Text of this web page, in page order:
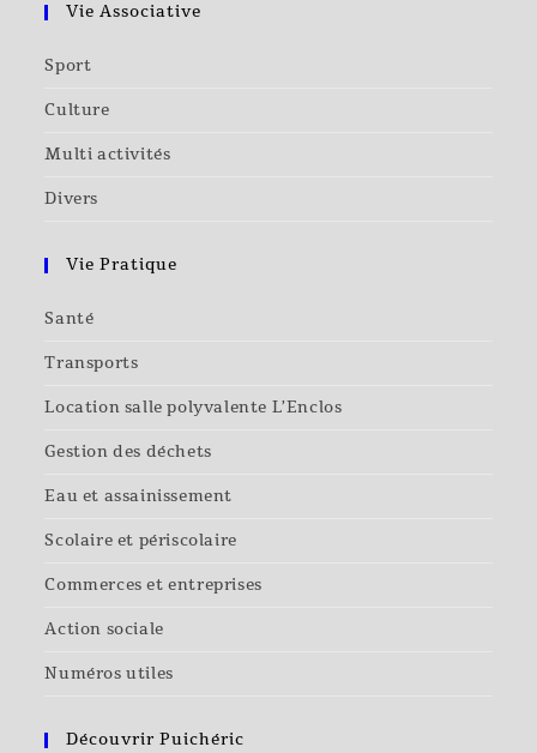
Vie Associative
Sport
Culture
Multi activités
Divers
Vie Pratique
Santé
Transports
Location salle polyvalente L’Enclos
Gestion des déchets
Eau et assainissement
Scolaire et périscolaire
Commerces et entreprises
Action sociale
Numéros utiles
Découvrir Puichéric